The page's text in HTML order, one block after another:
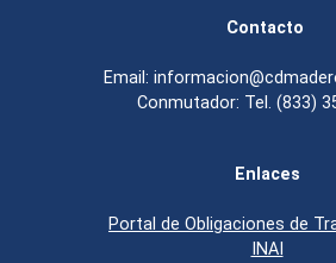
Contacto
Email:
Conmutador: Tel. (833)
Enlaces
Portal de Obligaciones de
INAI